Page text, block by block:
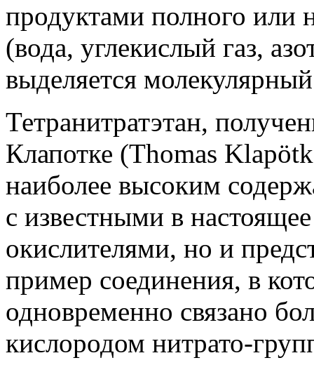
продуктами полного или
(вода, углекислый газ,
выделяется
Тетранитратэтан,
Клапотке (Thomas
наиболее высоким
с известными в
окислителями, но и
пример соединения, в
одновременно связано
кислородом нитрато-